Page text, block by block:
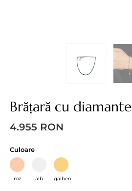
Brățară cu diamante
4.955 RON
Culoare
roz alb galben